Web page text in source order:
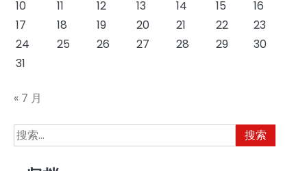
10
11 12 13 14 15
16
17
18 19 20 21 22
23
24
25 26 27 28 29
30
31
« 7 月
搜
索：